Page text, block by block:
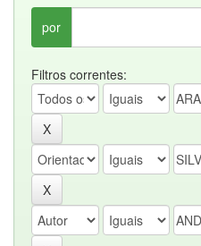
por
Filtros correntes: